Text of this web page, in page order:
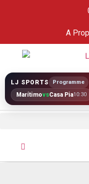
A
LJ SPORTS Programme
MarítimovsCasa Pia10:30